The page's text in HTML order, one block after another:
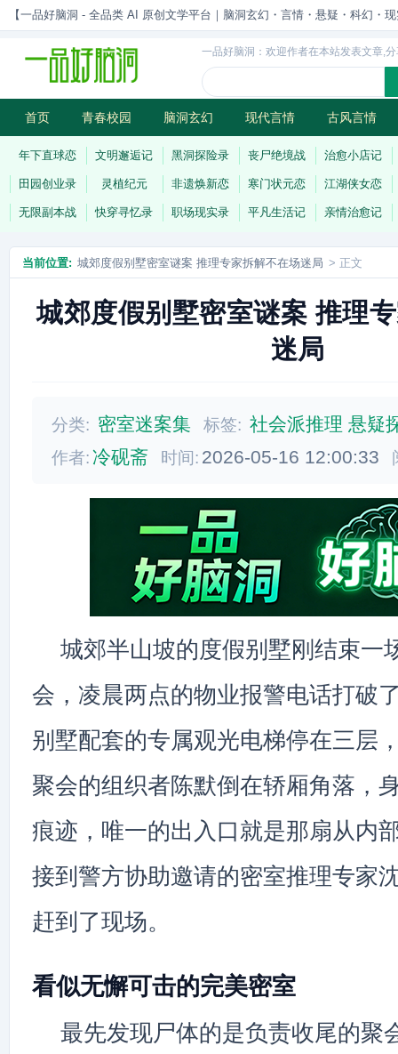
【一品好脑洞 - 全品类 AI 原创文学平台｜脑洞玄幻・言情・悬疑・科幻・
一品好脑洞：欢迎作者在本站发表文章,
首页 青春校园 脑洞玄幻 现代言情 古风言情
历史权谋 武侠江湖 灵异志怪 连载
年下直球恋 文明邂逅记 黑洞探险录 丧尸绝境战 治愈小店记
田园创业录 灵植纪元 非遗焕新恋 寒门状元恋 江湖侠女恋
无限副本战 快穿寻忆录 职场现实录 平凡生活记 亲情治愈记
当前位置: 城郊度假别墅密室谜案 推理专家拆解不在场迷局 > 正文
城郊度假别墅密室谜案 推理
迷局
分类: 密室迷案集 标签: 社会派推理 悬疑
作者:冷砚斋 时间: 2026-05-16 12:00:33
城郊半山坡的度假别墅刚结束一
会，凌晨两点的物业报警电话打破
别墅配套的专属观光电梯停在三层
聚会的组织者陈默倒在轿厢角落，
痕迹，唯一的出入口就是那扇从内
接到警方协助邀请的密室推理专家
赶到了现场。
看似无懈可击的完美密室
最先发现尸体的是负责收尾的聚